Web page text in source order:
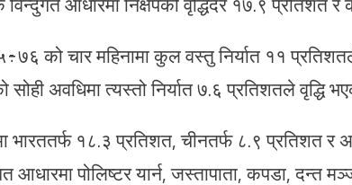
को चार महिनामा कुल वस्तु निर्यात ११
सोही अवधिमा त्यस्तो निर्यात ७.६ प्रतिशतले वृद्धि
भारततर्फ १८.३ प्रतिशत, चीनतर्फ ८.९ प्रतिशत र
पोलिष्टर यार्न, जस्तापाता, कपडा, दन्त